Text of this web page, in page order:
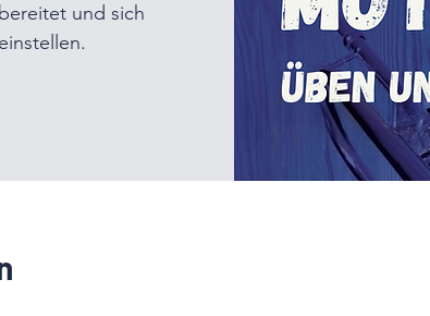
und sich